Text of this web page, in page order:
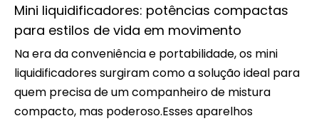
Mini liquidificadores: potências compactas
para estilos de vida em movimento
Na era da conveniência e portabilidade, os mini
liquidificadores surgiram como a solução ideal para
quem precisa de um companheiro de mistura
compacto, mas poderoso.Esses aparelhos